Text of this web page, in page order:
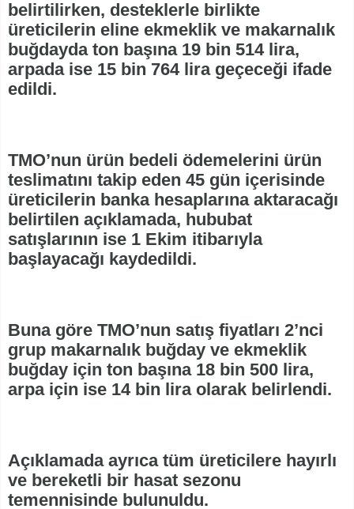
belirtilirken, desteklerle birlikte
üreticilerin eline ekmeklik ve makarnalık
buğdayda ton başına 19 bin 514 lira,
arpada ise 15 bin 764 lira geçeceği ifade
edildi.
TMO’nun ürün bedeli ödemelerini ürün
teslimatını takip eden 45 gün içerisinde
üreticilerin banka hesaplarına aktaracağı
belirtilen açıklamada, hububat
satışlarının ise 1 Ekim itibarıyla
başlayacağı kaydedildi.
Buna göre TMO’nun satış fiyatları 2’nci
grup makarnalık buğday ve ekmeklik
buğday için ton başına 18 bin 500 lira,
arpa için ise 14 bin lira olarak belirlendi.
Açıklamada ayrıca tüm üreticilere hayırlı
ve bereketli bir hasat sezonu
temennisinde bulunuldu.